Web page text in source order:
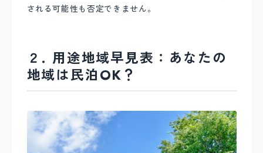
される可能性も否定できません。
２. 用途地域早見表：あなたの
地域は民泊OK？